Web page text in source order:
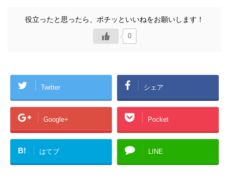
0
Twitter シェア
Google+ Pocket
B! はてブ LINE